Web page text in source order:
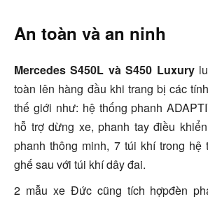
An toàn và an ninh
Mercedes S450L và S450 Luxury
toàn lên hàng đầu khi trang bị các
thế giới như: hệ thống phanh
hỗ trợ dừng xe, phanh tay điều
phanh thông minh, 7 túi khí trong hệ
ghế sau với túi khí dây đai.
2 mẫu xe Đức cũng tích hợpđèn